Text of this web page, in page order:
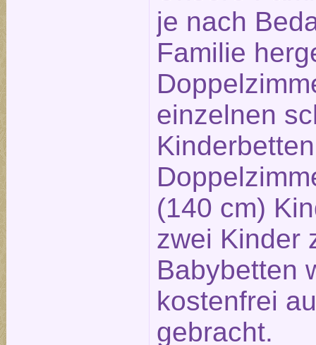
je nach
Familie
einzelnen
(140 cm)
zwei Kinder
Babybetten
kostenfrei
gebracht.